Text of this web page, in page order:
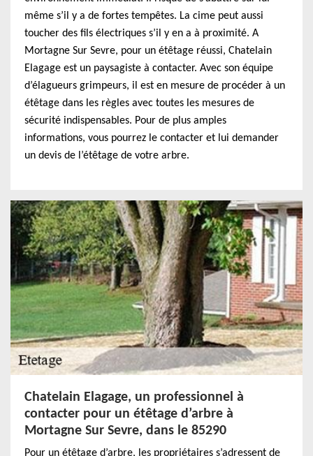
même s’il y a de fortes tempêtes. La cime peut aussi
toucher des fils électriques s’il y en a à proximité. A
Mortagne Sur Sevre, pour un étêtage réussi, Chatelain
Elagage est un paysagiste à contacter. Avec son équipe
d’élagueurs grimpeurs, il est en mesure de procéder à un
étêtage dans les règles avec toutes les mesures de
sécurité indispensables. Pour de plus amples
informations, vous pourrez le contacter et lui demander
un devis de l’étêtage de votre arbre.
Chatelain Elagage, un professionnel à
contacter pour un étêtage d’arbre à
Mortagne Sur Sevre, dans le 85290
Pour un étêtage d’arbre, les propriétaires s’adressent de